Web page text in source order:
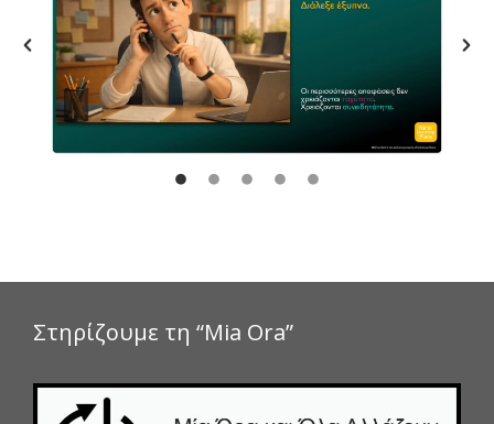
Στηρίζουμε τη “Mia Ora”